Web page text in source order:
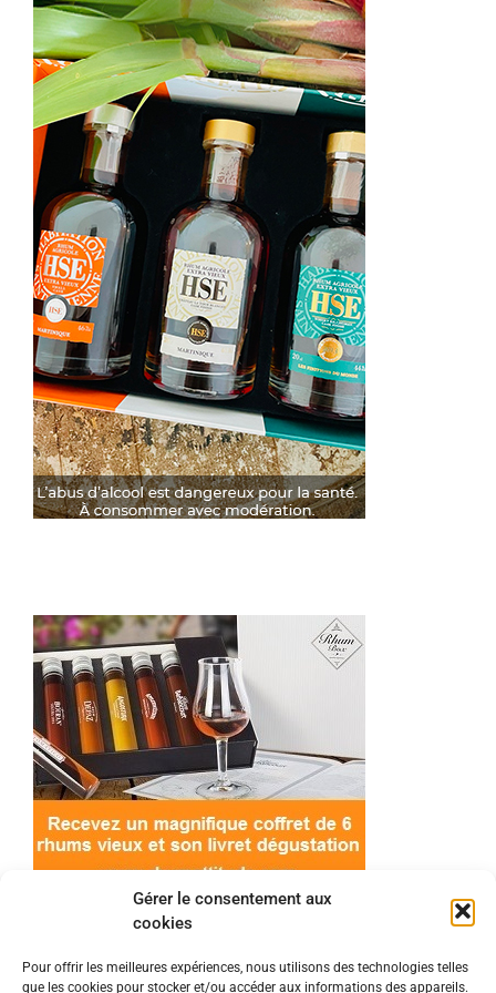
Gérer le consentement aux
cookies
Pour offrir les meilleures expériences, nous utilisons des technologies telles
que les cookies pour stocker et/ou accéder aux informations des appareils.